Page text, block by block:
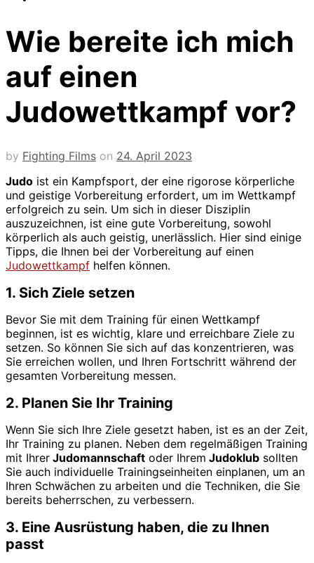
Wie bereite ich mich
auf einen
Judowettkampf vor?
by Fighting Films on 24. April 2023
Judo ist ein Kampfsport, der eine rigorose körperliche
und geistige Vorbereitung erfordert, um im Wettkampf
erfolgreich zu sein. Um sich in dieser Disziplin
auszuzeichnen, ist eine gute Vorbereitung, sowohl
körperlich als auch geistig, unerlässlich. Hier sind einige
Tipps, die Ihnen bei der Vorbereitung auf einen
Judowettkampf helfen können.
1. Sich Ziele setzen
Bevor Sie mit dem Training für einen Wettkampf
beginnen, ist es wichtig, klare und erreichbare Ziele zu
setzen. So können Sie sich auf das konzentrieren, was
Sie erreichen wollen, und Ihren Fortschritt während der
gesamten Vorbereitung messen.
2. Planen Sie Ihr Training
Wenn Sie sich Ihre Ziele gesetzt haben, ist es an der Zeit,
Ihr Training zu planen. Neben dem regelmäßigen Training
mit Ihrer Judomannschaft oder Ihrem Judoklub sollten
Sie auch individuelle Trainingseinheiten einplanen, um an
Ihren Schwächen zu arbeiten und die Techniken, die Sie
bereits beherrschen, zu verbessern.
3. Eine Ausrüstung haben, die zu Ihnen
passt